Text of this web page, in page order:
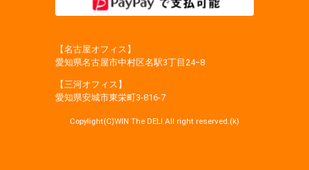
【名古屋オフィス】
愛知県名古屋市中村区名駅3丁目24−8
【三河オフィス】
愛知県安城市東栄町3‐816‐7
Copylight(C)WIN The DELI All right reserved.(k)